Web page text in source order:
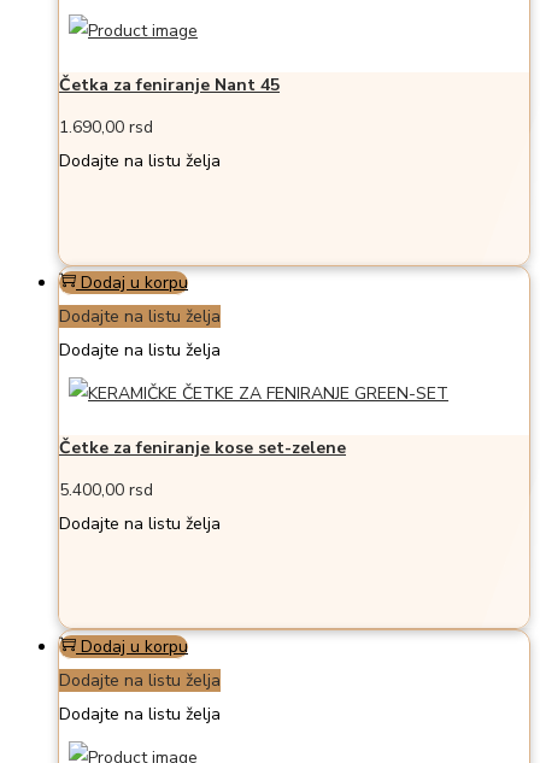
Četka za feniranje Nant 45
1.690,00 rsd
Dodajte na listu želja
Dodaj u korpu
Dodajte na listu želja
Dodajte na listu želja
Četke za feniranje kose set-zelene
5.400,00 rsd
Dodajte na listu želja
Dodaj u korpu
Dodajte na listu želja
Dodajte na listu želja